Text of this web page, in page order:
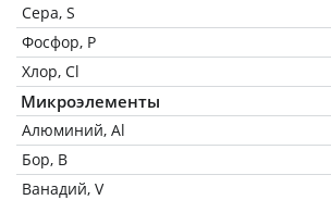
Сера, S
Фосфор, P
Хлор, Cl
Микроэлементы
Алюминий, Al
Бор, B
Ванадий, V